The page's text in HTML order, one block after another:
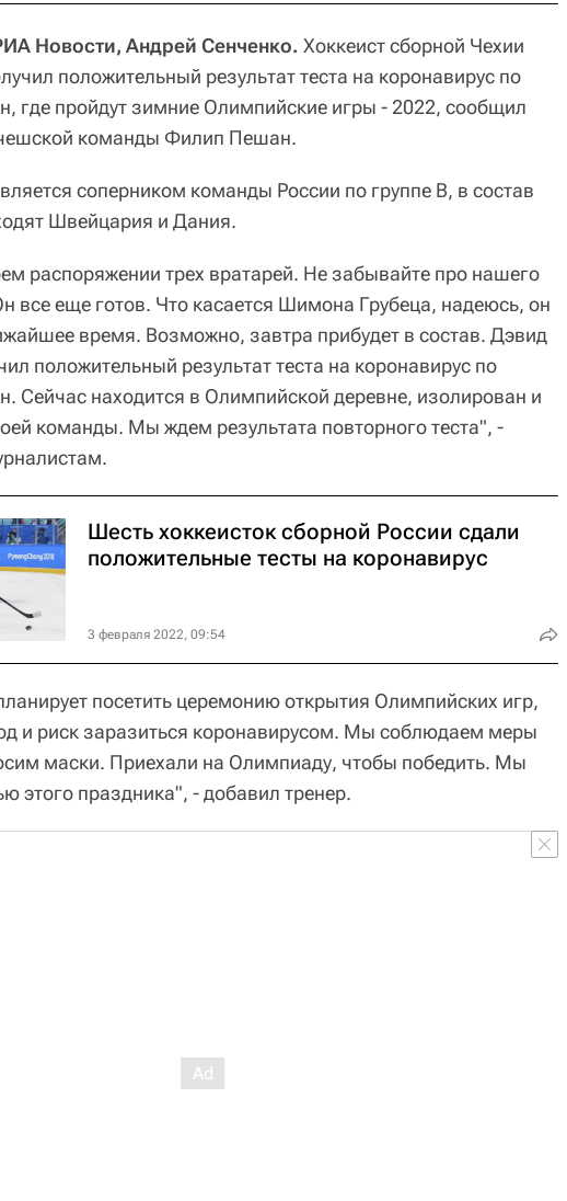
Новости, Андрей Сенченко. Хоккеист сборной Чехии
положительный результат теста на коронавирус по
где пройдут зимние Олимпийские игры - 2022, сообщил
команды Филип Пешан.
соперником команды России по группе B, в состав
Швейцария и Дания.
распоряжении трех вратарей. Не забывайте про нашего
все еще готов. Что касается Шимона Грубеца, надеюсь, он
время. Возможно, завтра прибудет в состав. Дэвид
положительный результат теста на коронавирус по
Сейчас находится в Олимпийской деревне, изолирован и
команды. Мы ждем результата повторного теста", -
Шесть хоккеисток сборной России сдали
положительные тесты на коронавирус
3 февраля 2022, 09:54
посетить церемонию открытия Олимпийских игр,
и риск заразиться коронавирусом. Мы соблюдаем меры
маски. Приехали на Олимпиаду, чтобы победить. Мы
этого праздника", - добавил тренер.